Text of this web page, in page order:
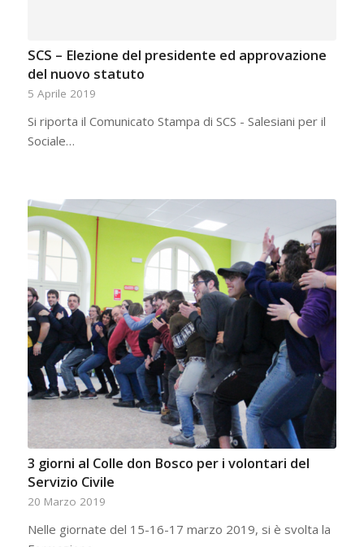
SCS – Elezione del presidente ed approvazione
del nuovo statuto
5 Aprile 2019
Si riporta il Comunicato Stampa di SCS - Salesiani per il
Sociale…
3 giorni al Colle don Bosco per i volontari del
Servizio Civile
20 Marzo 2019
Nelle giornate del 15-16-17 marzo 2019, si è svolta la